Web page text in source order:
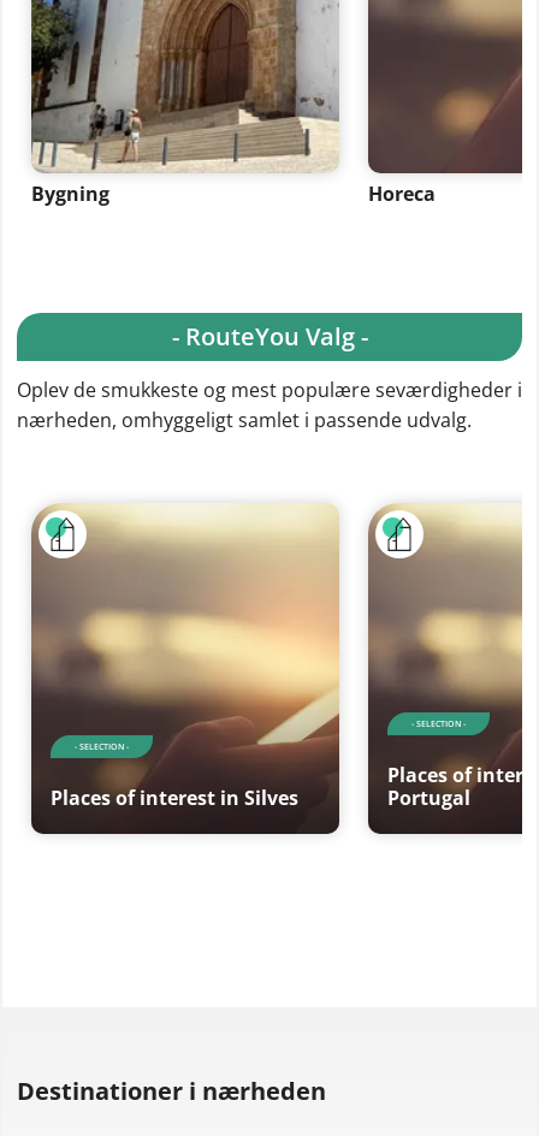
Bygning Horeca
- RouteYou Valg -
Oplev de smukkeste og mest populære seværdigheder i
nærheden, omhyggeligt samlet i passende udvalg.
- SELECTION -
Places of interest in Silves
- SELECTION -
Places of
Portugal
Destinationer i nærheden